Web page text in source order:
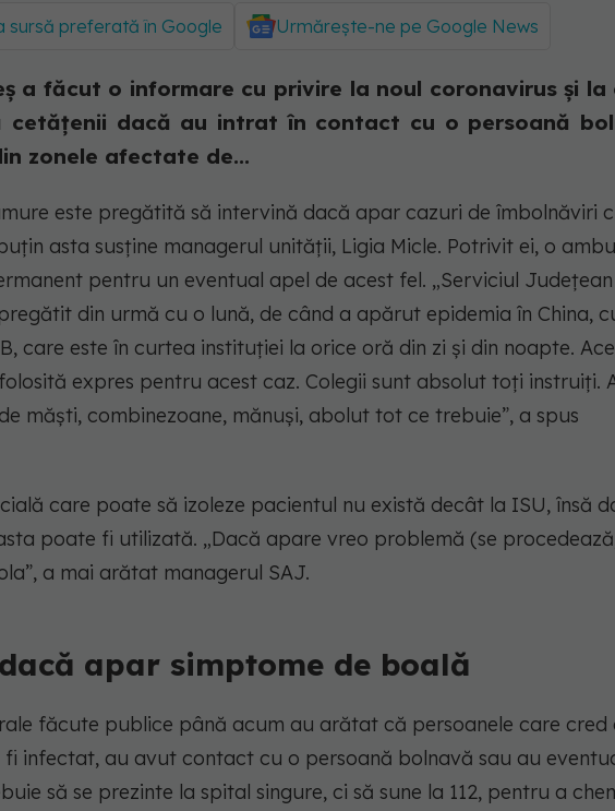
sursă preferată în Google Urmărește-ne pe Google News
a făcut o informare cu privire la noul coronavirus și la
cetățenii dacă au intrat în contact cu o persoană
zonele afectate de...
este pregătită să intervină dacă apar cazuri de îmbolnăviri
asta susține managerul unității, Ligia Micle. Potrivit ei, o
pentru un eventual apel de acest fel. „Serviciul
din urmă cu o lună, de când a apărut epidemia în China,
care este în curtea instituției la orice oră din zi și din noapte.
expres pentru acest caz. Colegii sunt absolut toți instruiți.
măști, combinezoane, mănuși, abolut tot ce trebuie”, a spus
care poate să izoleze pacientul nu există decât la ISU, însă
poate fi utilizată. „Dacă apare vreo problemă (se
a mai arătat managerul SAJ.
apar simptome de boală
făcute publice până acum au arătat că persoanele care cred
fi infectat, au avut contact cu o persoană bolnavă sau au
să se prezinte la spital singure, ci să sune la 112, pentru a